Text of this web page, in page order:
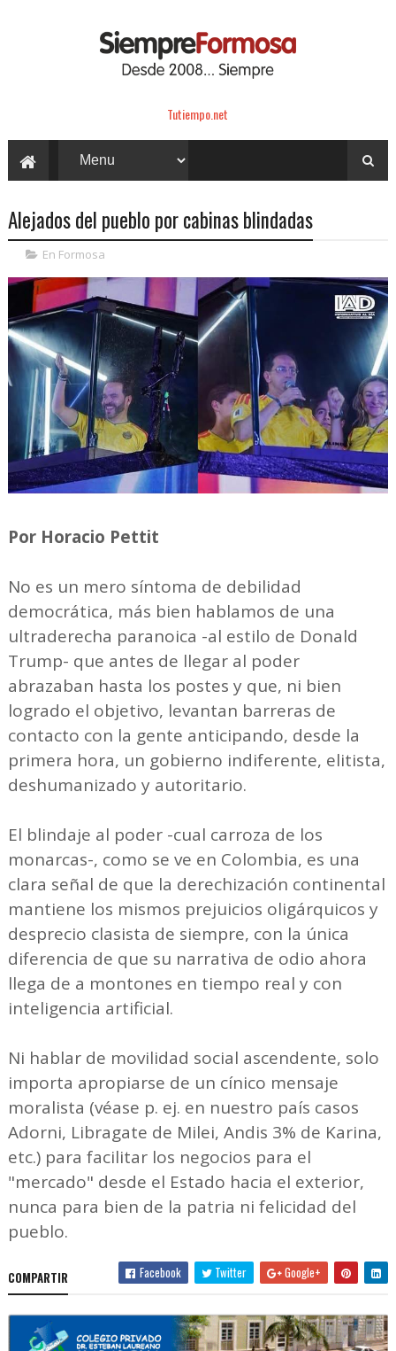
Tutiempo.net
Alejados del pueblo por cabinas blindadas
En Formosa
Por Horacio Pettit
No es un mero síntoma de debilidad
democrática, más bien hablamos de una
ultraderecha paranoica -al estilo de Donald
Trump- que antes de llegar al poder
abrazaban hasta los postes y que, ni bien
logrado el objetivo, levantan barreras de
contacto con la gente anticipando, desde la
primera hora, un gobierno indiferente, elitista,
deshumanizado y autoritario.
El blindaje al poder -cual carroza de los
monarcas-, como se ve en Colombia, es una
clara señal de que la derechización continental
mantiene los mismos prejuicios oligárquicos y
desprecio clasista de siempre, con la única
diferencia de que su narrativa de odio ahora
llega de a montones en tiempo real y con
inteligencia artificial.
Ni hablar de movilidad social ascendente, solo
importa apropiarse de un cínico mensaje
moralista (véase p. ej. en nuestro país casos
Adorni, Libragate de Milei, Andis 3% de Karina,
etc.) para facilitar los negocios para el
"mercado" desde el Estado hacia el exterior,
nunca para bien de la patria ni felicidad del
pueblo.
COMPARTIR Facebook Twitter Google+